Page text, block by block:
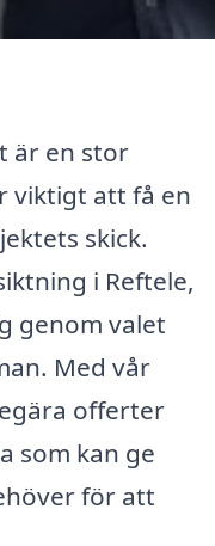
är en stor
viktigt att få en
skick.
i Reftele,
genom valet
Med vår
offerter
som kan ge
för att